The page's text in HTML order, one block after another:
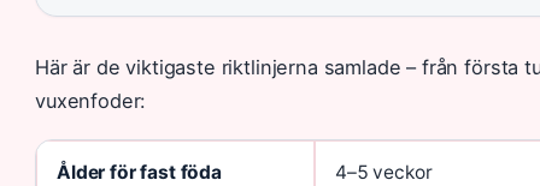
Här är de viktigaste riktlinjerna samlade – från första
vuxenfoder:
Ålder för fast föda 4–5 veckor